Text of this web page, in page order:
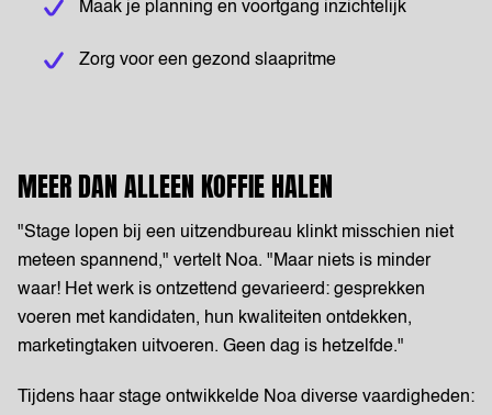
Maak je planning en voortgang inzichtelijk
Zorg voor een gezond slaapritme
MEER DAN ALLEEN KOFFIE HALEN
"Stage lopen bij een uitzendbureau klinkt misschien niet
meteen spannend," vertelt Noa. "Maar niets is minder
waar! Het werk is ontzettend gevarieerd: gesprekken
voeren met kandidaten, hun kwaliteiten ontdekken,
marketingtaken uitvoeren. Geen dag is hetzelfde."
Tijdens haar stage ontwikkelde Noa diverse vaardigheden: